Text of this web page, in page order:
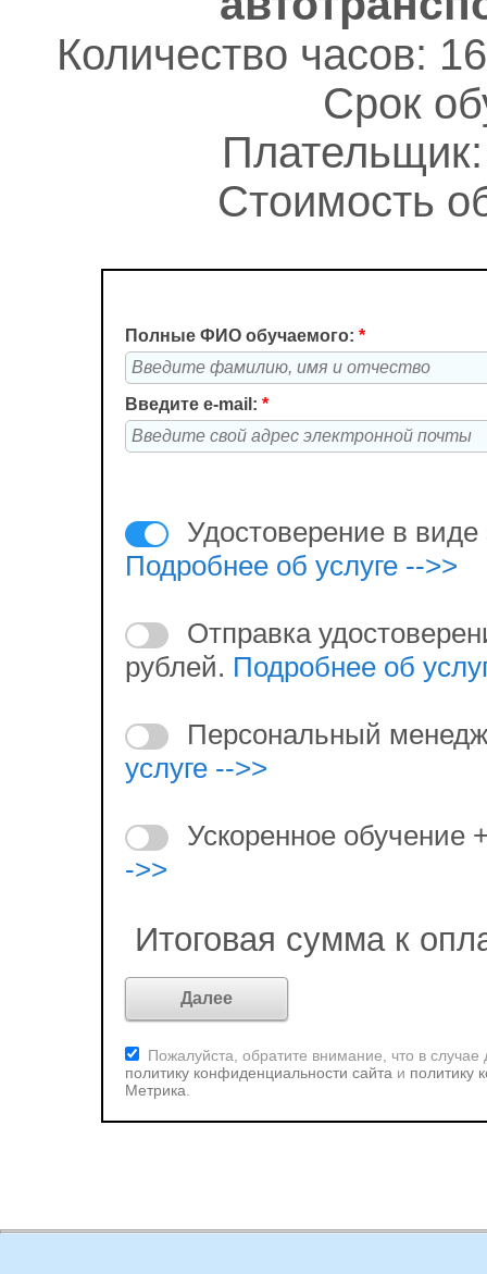
Количество часов:
Срок
Стоимость
Полные ФИО обучаемого: *
Введите e-mail: *
Удостоверение в виде
Подробнее об услуге -->>
Отправка
рублей. Подробнее об
Персональный
услуге -->>
Ускоренное обучение
->>
Итоговая сумма к
Пожалуйста, обратите внимание, что в
политику конфиденциальности сайта и политику
Метрика